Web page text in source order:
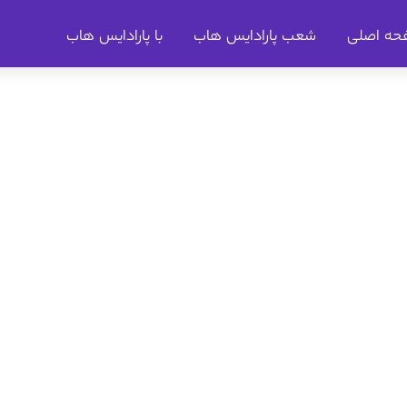
اصلی شعب پارادایس هاب با پارادایس هاب